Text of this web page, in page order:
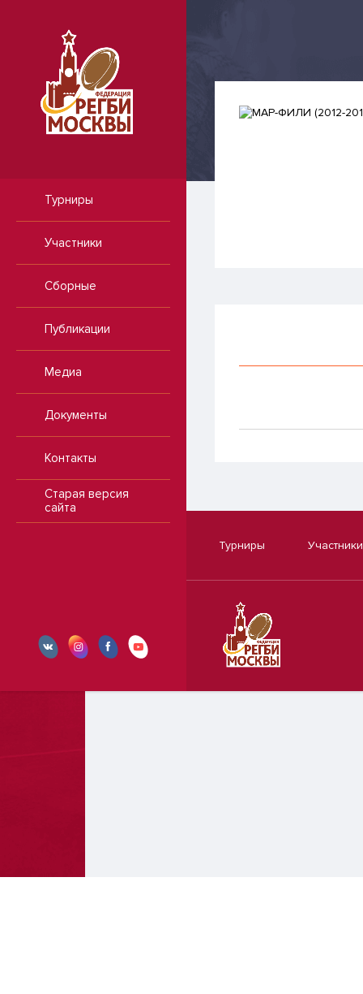
Турниры
Участники
Сборные
Публикации
Медиа
Документы
Контакты
Старая версия
сайта
Турниры Участники